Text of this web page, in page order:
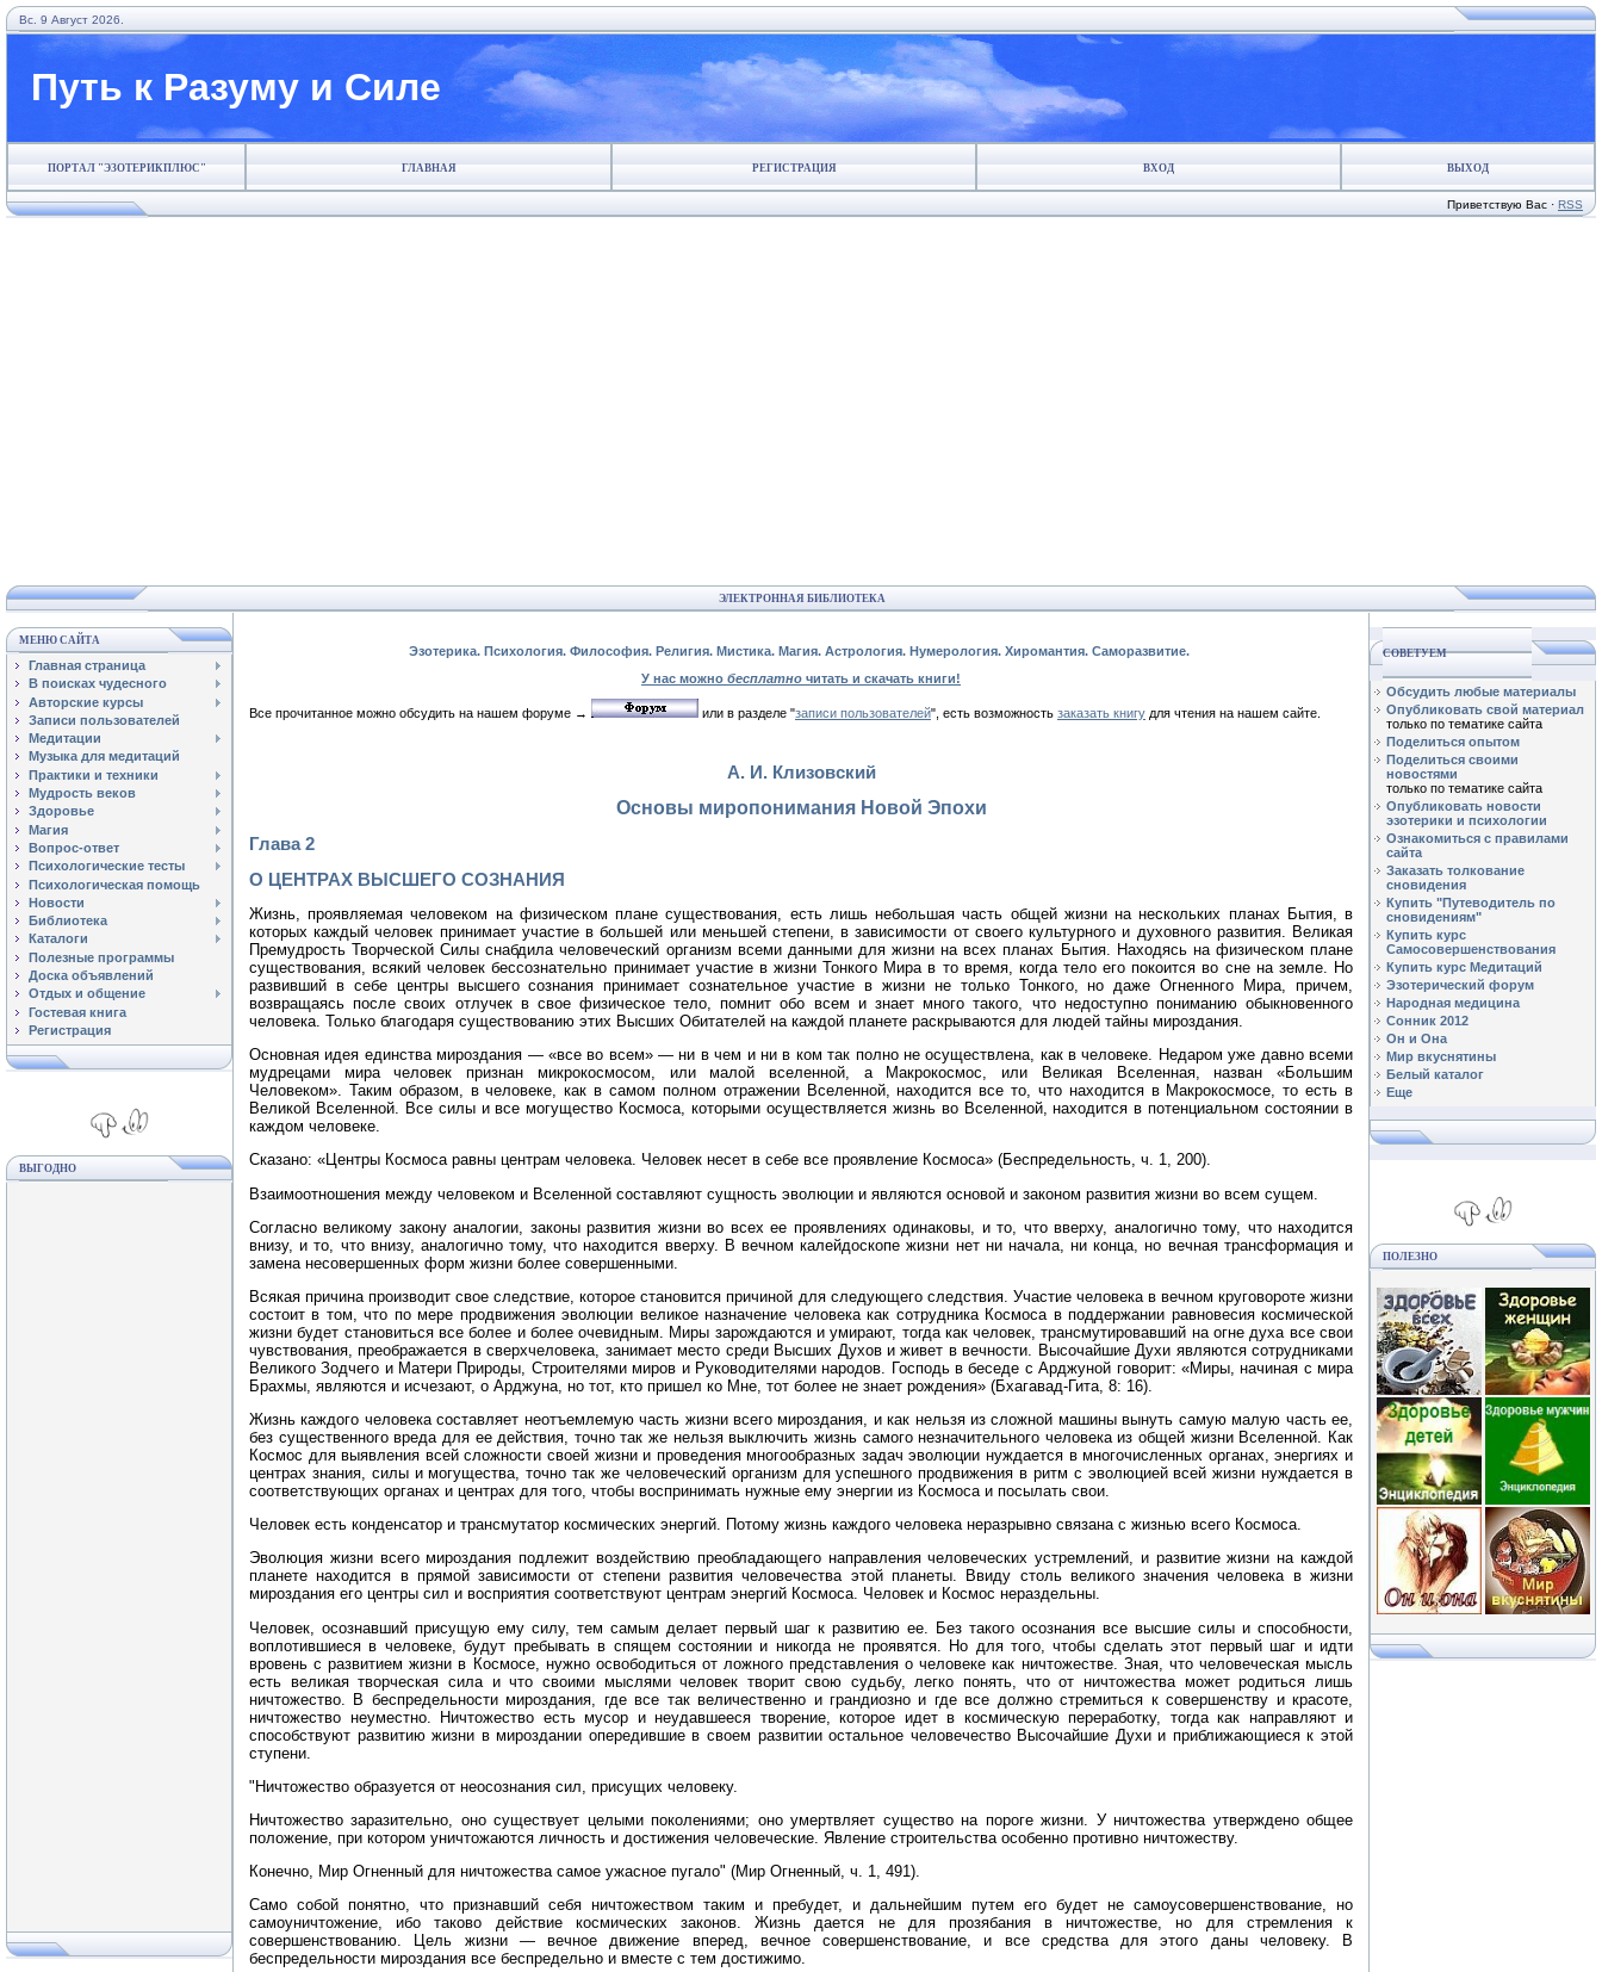
Вс. 9 Август 2026.
Путь к Разуму и Силе
ПОРТАЛ "ЭЗОТЕРИКПЛЮС" ГЛАВНАЯ РЕГИСТРАЦИЯ ВХОД ВЫХОД
Приветствую Вас · RSS
ЭЛЕКТРОННАЯ БИБЛИОТЕКА
МЕНЮ САЙТА
Главная страница
В поисках чудесного
Авторские курсы
Записи пользователей
Медитации
Музыка для медитаций
Практики и техники
Мудрость веков
Здоровье
Магия
Вопрос-ответ
Психологические тесты
Психологическая помощь
Новости
Библиотека
Каталоги
Полезные программы
Доска объявлений
Отдых и общение
Гостевая книга
Регистрация
ВЫГОДНО
Эзотерика. Психология. Философия. Религия. Мистика. Магия. Астрология. Нумерология. Хиромантия. Саморазвитие.
У нас можно бесплатно читать и скачать книги!
Все прочитанное можно обсудить на нашем форуме → или в разделе "записи пользователей", есть возможность заказать книгу для чтения на нашем сайте.
А. И. Клизовский
Основы миропонимания Новой Эпохи
Глава 2
О ЦЕНТРАХ ВЫСШЕГО СОЗНАНИЯ
Жизнь, проявляемая человеком на физическом плане существования, есть лишь небольшая часть общей жизни на нескольких планах Бытия, в
которых каждый человек принимает участие в большей или меньшей степени, в зависимости от своего культурного и духовного развития. Великая
Премудрость Творческой Силы снабдила человеческий организм всеми данными для жизни на всех планах Бытия. Находясь на физическом плане
существования, всякий человек бессознательно принимает участие в жизни Тонкого Мира в то время, когда тело его покоится во сне на земле. Но
развивший в себе центры высшего сознания принимает сознательное участие в жизни не только Тонкого, но даже Огненного Мира, причем,
возвращаясь после своих отлучек в свое физическое тело, помнит обо всем и знает много такого, что недоступно пониманию обыкновенного
человека. Только благодаря существованию этих Высших Обитателей на каждой планете раскрываются для людей тайны мироздания.
Основная идея единства мироздания — «все во всем» — ни в чем и ни в ком так полно не осуществлена, как в человеке. Недаром уже давно всеми
мудрецами мира человек признан микрокосмосом, или малой вселенной, а Макрокосмос, или Великая Вселенная, назван «Большим
Человеком». Таким образом, в человеке, как в самом полном отражении Вселенной, находится все то, что находится в Макрокосмосе, то есть в
Великой Вселенной. Все силы и все могущество Космоса, которыми осуществляется жизнь во Вселенной, находится в потенциальном состоянии в
каждом человеке.
Сказано: «Центры Космоса равны центрам человека. Человек несет в себе все проявление Космоса» (Беспредельность, ч. 1, 200).
Взаимоотношения между человеком и Вселенной составляют сущность эволюции и являются основой и законом развития жизни во всем сущем.
Согласно великому закону аналогии, законы развития жизни во всех ее проявлениях одинаковы, и то, что вверху, аналогично тому, что находится
внизу, и то, что внизу, аналогично тому, что находится вверху. В вечном калейдоскопе жизни нет ни начала, ни конца, но вечная трансформация и
замена несовершенных форм жизни более совершенными.
Всякая причина производит свое следствие, которое становится причиной для следующего следствия. Участие человека в вечном круговороте жизни
состоит в том, что по мере продвижения эволюции великое назначение человека как сотрудника Космоса в поддержании равновесия космической
жизни будет становиться все более и более очевидным. Миры зарождаются и умирают, тогда как человек, трансмутировавший на огне духа все свои
чувствования, преображается в сверхчеловека, занимает место среди Высших Духов и живет в вечности. Высочайшие Духи являются сотрудниками
Великого Зодчего и Матери Природы, Строителями миров и Руководителями народов. Господь в беседе с Арджуной говорит: «Миры, начиная с мира
Брахмы, являются и исчезают, о Арджуна, но тот, кто пришел ко Мне, тот более не знает рождения» (Бхагавад‑Гита, 8: 16).
Жизнь каждого человека составляет неотъемлемую часть жизни всего мироздания, и как нельзя из сложной машины вынуть самую малую часть ее,
без существенного вреда для ее действия, точно так же нельзя выключить жизнь самого незначительного человека из общей жизни Вселенной. Как
Космос для выявления всей сложности своей жизни и проведения многообразных задач эволюции нуждается в многочисленных органах, энергиях и
центрах знания, силы и могущества, точно так же человеческий организм для успешного продвижения в ритм с эволюцией всей жизни нуждается в
соответствующих органах и центрах для того, чтобы воспринимать нужные ему энергии из Космоса и посылать свои.
Человек есть конденсатор и трансмутатор космических энергий. Потому жизнь каждого человека неразрывно связана с жизнью всего Космоса.
Эволюция жизни всего мироздания подлежит воздействию преобладающего направления человеческих устремлений, и развитие жизни на каждой
планете находится в прямой зависимости от степени развития человечества этой планеты. Ввиду столь великого значения человека в жизни
мироздания его центры сил и восприятия соответствуют центрам энергий Космоса. Человек и Космос нераздельны.
Человек, осознавший присущую ему силу, тем самым делает первый шаг к развитию ее. Без такого осознания все высшие силы и способности,
воплотившиеся в человеке, будут пребывать в спящем состоянии и никогда не проявятся. Но для того, чтобы сделать этот первый шаг и идти
вровень с развитием жизни в Космосе, нужно освободиться от ложного представления о человеке как ничтожестве. Зная, что человеческая мысль
есть великая творческая сила и что своими мыслями человек творит свою судьбу, легко понять, что от ничтожества может родиться лишь
ничтожество. В беспредельности мироздания, где все так величественно и грандиозно и где все должно стремиться к совершенству и красоте,
ничтожество неуместно. Ничтожество есть мусор и неудавшееся творение, которое идет в космическую переработку, тогда как направляют и
способствуют развитию жизни в мироздании опередившие в своем развитии остальное человечество Высочайшие Духи и приближающиеся к этой
ступени.
"Ничтожество образуется от неосознания сил, присущих человеку.
Ничтожество заразительно, оно существует целыми поколениями; оно умертвляет существо на пороге жизни. У ничтожества утверждено общее
положение, при котором уничтожаются личность и достижения человеческие. Явление строительства особенно противно ничтожеству.
Конечно, Мир Огненный для ничтожества самое ужасное пугало" (Мир Огненный, ч. 1, 491).
Само собой понятно, что признавший себя ничтожеством таким и пребудет, и дальнейшим путем его будет не самоусовершенствование, но
самоуничтожение, ибо таково действие космических законов. Жизнь дается не для прозябания в ничтожестве, но для стремления к
совершенствованию. Цель жизни — вечное движение вперед, вечное совершенствование, и все средства для этого даны человеку. В
беспредельности мироздания все беспредельно и вместе с тем достижимо.
СОВЕТУЕМ
Обсудить любые материалы
Опубликовать свой материал
только по тематике сайта
Поделиться опытом
Поделиться своими
новостями
только по тематике сайта
Опубликовать новости
эзотерики и психологии
Ознакомиться с правилами
сайта
Заказать толкование
сновидения
Купить "Путеводитель по
сновидениям"
Купить курс
Самосовершенствования
Купить курс Медитаций
Эзотерический форум
Народная медицина
Сонник 2012
Он и Она
Мир вкуснятины
Белый каталог
Еще
ПОЛЕЗНО